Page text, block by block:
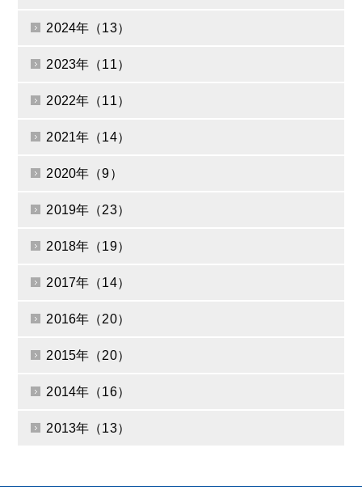
2024年（13）
2023年（11）
2022年（11）
2021年（14）
2020年（9）
2019年（23）
2018年（19）
2017年（14）
2016年（20）
2015年（20）
2014年（16）
2013年（13）